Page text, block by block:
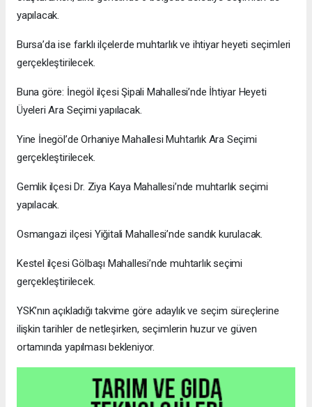
yapılacak.
Bursa’da ise farklı ilçelerde muhtarlık ve ihtiyar heyeti seçimleri
gerçekleştirilecek.
Buna göre: İnegöl ilçesi Şipali Mahallesi’nde İhtiyar Heyeti
Üyeleri Ara Seçimi yapılacak.
Yine İnegöl’de Orhaniye Mahallesi Muhtarlık Ara Seçimi
gerçekleştirilecek.
Gemlik ilçesi Dr. Ziya Kaya Mahallesi’nde muhtarlık seçimi
yapılacak.
Osmangazi ilçesi Yiğitali Mahallesi’nde sandık kurulacak.
Kestel ilçesi Gölbaşı Mahallesi’nde muhtarlık seçimi
gerçekleştirilecek.
YSK’nın açıkladığı takvime göre adaylık ve seçim süreçlerine
ilişkin tarihler de netleşirken, seçimlerin huzur ve güven
ortamında yapılması bekleniyor.